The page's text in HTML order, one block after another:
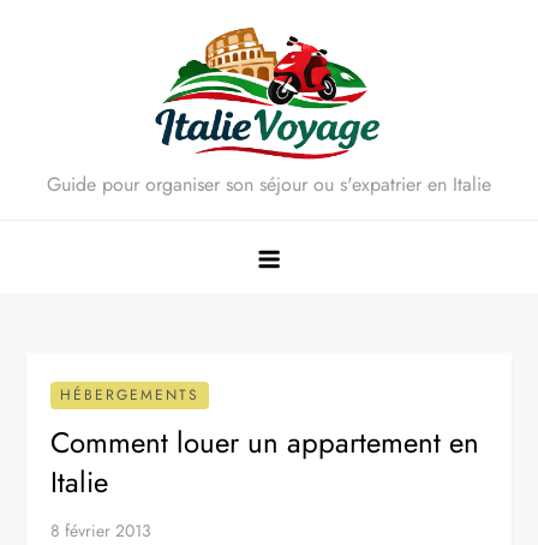
Guide pour organiser son séjour ou s'expatrier en Italie
HÉBERGEMENTS
Comment louer un appartement en
Italie
8 février 2013